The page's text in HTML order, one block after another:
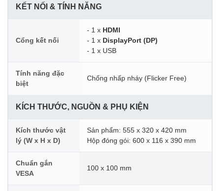
KẾT NỐI & TÍNH NĂNG
Cổng kết nối
- 1 x HDMI
- 1 x DisplayPort (DP)
- 1 x USB
Tính năng đặc
biệt
Chống nhấp nháy (Flicker Free)
KÍCH THƯỚC, NGUỒN & PHỤ KIỆN
Kích thước vật
lý (W x H x D)
Sản phẩm: 555 x 320 x 420 mm
Hộp đóng gói: 600 x 116 x 390 mm
Chuẩn gắn
VESA
100 x 100 mm